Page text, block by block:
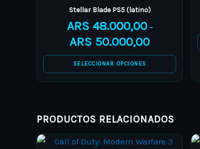
Stellar Blade PS5 (latino)
ARS 48.000,00 –
ARS 50.000,00
SELECCIONAR OPCIONES
be
chosen
on
the
PRODUCTOS RELACIONADOS
Price
This